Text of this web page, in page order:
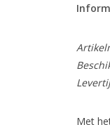
Met